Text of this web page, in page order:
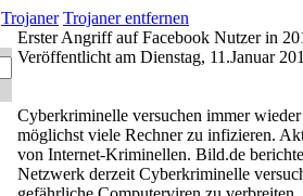
Trojaner Trojaner entfernen
Erster Angriff auf Facebook Nutzer in
Veröffentlicht am Dienstag, 11.Januar
Cyberkriminelle versuchen immer
möglichst viele Rechner zu infizieren.
von Internet-Kriminellen. Bild.de
Netzwerk derzeit Cyberkriminelle